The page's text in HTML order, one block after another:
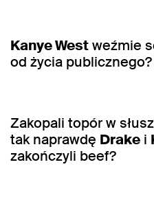
Kanye Westweźmie
od życia publicznego?
Zakopali topór w
tak naprawdę Drake i
zakończyli beef?